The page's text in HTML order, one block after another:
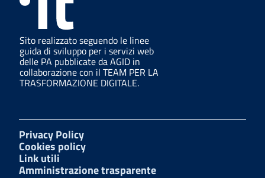
Sito realizzato seguendo le linee
guida di sviluppo per i servizi web
delle PA pubblicate da AGID in
collaborazione con il TEAM PER LA
TRASFORMAZIONE DIGITALE.
Privacy Policy
Cookies policy
Link utili
Amministrazione trasparente